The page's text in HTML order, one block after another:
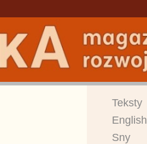
Teksty
English
Sny